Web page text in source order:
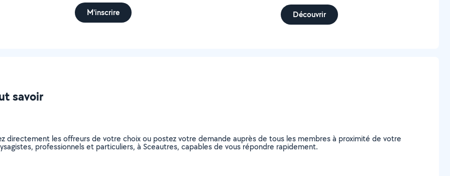
M'inscrire Découvrir
savoir
directement les offreurs de votre choix ou postez votre demande auprès de tous les membres à proximité de votre
professionnels et particuliers, à Sceautres, capables de vous répondre rapidement.